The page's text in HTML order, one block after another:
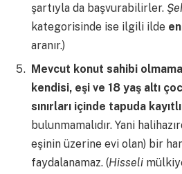
şartıyla da başvurabilirler.
kategorisinde ise ilgili ilde
aranır.)
Mevcut konut sahibi
kendisi, eşi ve 18 yaş altı
sınırları içinde tapuda
bulunmamalıdır. Yani
eşinin üzerine evi olan) bir
faydalanamaz. (Hisseli